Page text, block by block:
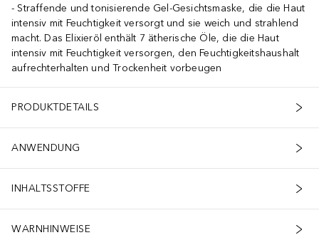
Straffende und tonisierende Gel-Gesichtsmaske, die die Haut
intensiv mit Feuchtigkeit versorgt und sie weich und strahlend
macht. Das Elixieröl enthält 7 ätherische Öle, die die Haut
intensiv mit Feuchtigkeit versorgen, den Feuchtigkeitshaushalt
aufrechterhalten und Trockenheit vorbeugen
PRODUKTDETAILS
ANWENDUNG
INHALTSSTOFFE
WARNHINWEISE